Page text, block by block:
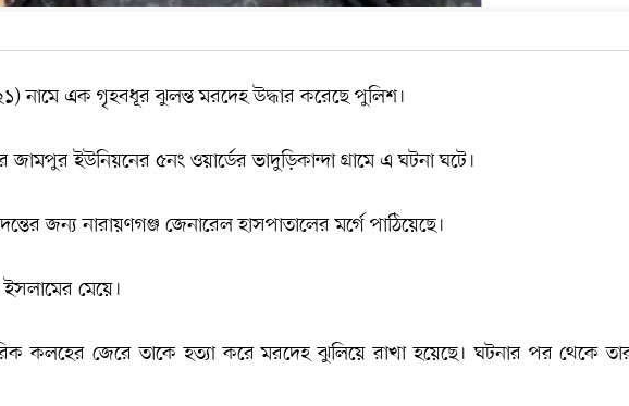
নামে এক গৃহবধূর ঝুলন্ত মরদেহ উদ্ধার করেছে পুলিশ।
ইউনিয়নের ৫নং ওয়ার্ডের ভাদুড়িকান্দা গ্রামে এ ঘটনা ঘটে।
জন্য নারায়ণগঞ্জ জেনারেল হাসপাতালের মর্গে পাঠিয়েছে।
মেয়ে।
কলহের জেরে তাকে হত্যা করে মরদেহ ঝুলিয়ে রাখা হয়েছে। ঘটনার পর থেকে তার